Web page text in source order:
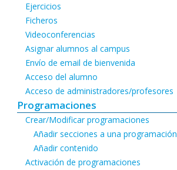
Ejercicios
Ficheros
Videoconferencias
Asignar alumnos al campus
Envío de email de bienvenida
Acceso del alumno
Acceso de administradores/profesores
Programaciones
Crear/Modificar programaciones
Añadir secciones a una programación
Añadir contenido
Activación de programaciones